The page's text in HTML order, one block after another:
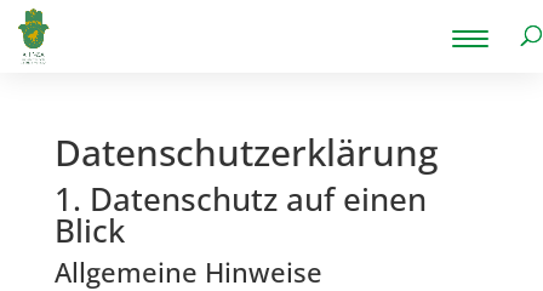
Datenschutz­erklärung
1. Datenschutz auf einen
Blick
Allgemeine Hinweise